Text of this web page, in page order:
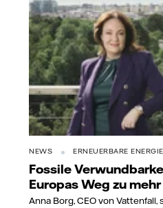
NEWS ERNEUERBARE
Fossile
Europas Weg zu
Anna Borg, CEO von Vattenfall,